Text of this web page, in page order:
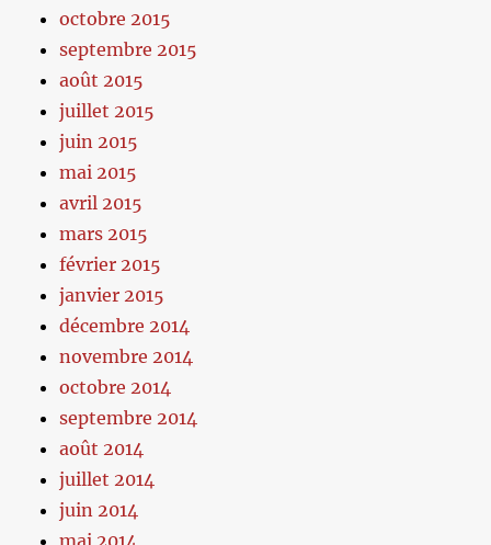
octobre 2015
septembre 2015
août 2015
juillet 2015
juin 2015
mai 2015
avril 2015
mars 2015
février 2015
janvier 2015
décembre 2014
novembre 2014
octobre 2014
septembre 2014
août 2014
juillet 2014
juin 2014
mai 2014